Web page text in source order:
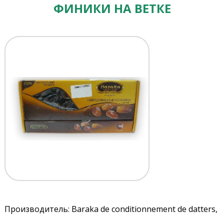
ФИНИКИ НА ВЕТКЕ
Производитель: Baraka de conditionnement de datters,